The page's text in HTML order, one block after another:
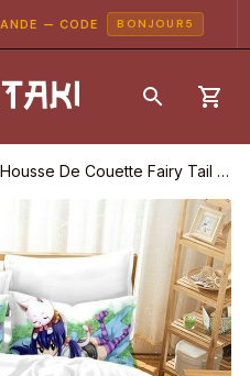
— CODE BONJOUR5
Housse De Couette Fairy Tail 11
Parure De Lit Ensemble De